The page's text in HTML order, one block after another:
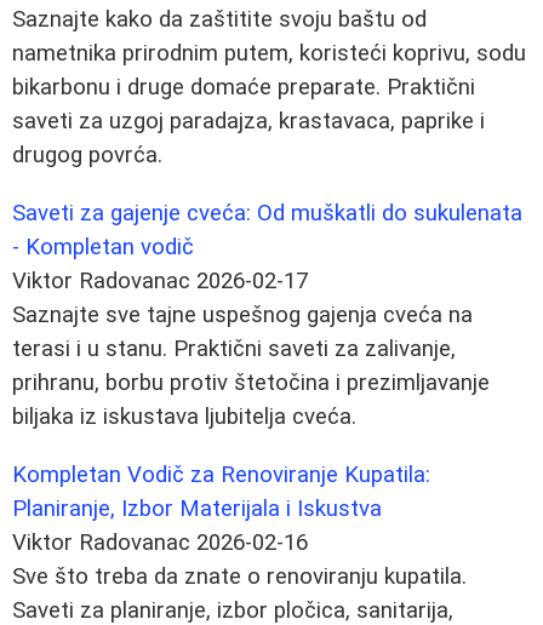
Saznajte kako da zaštitite svoju baštu od
nametnika prirodnim putem, koristeći koprivu, sodu
bikarbonu i druge domaće preparate. Praktični
saveti za uzgoj paradajza, krastavaca, paprike i
drugog povrća.
Saveti za gajenje cveća: Od muškatli do sukulenata
- Kompletan vodič
Viktor Radovanac 2026-02-17
Saznajte sve tajne uspešnog gajenja cveća na
terasi i u stanu. Praktični saveti za zalivanje,
prihranu, borbu protiv štetočina i prezimljavanje
biljaka iz iskustava ljubitelja cveća.
Kompletan Vodič za Renoviranje Kupatila:
Planiranje, Izbor Materijala i Iskustva
Viktor Radovanac 2026-02-16
Sve što treba da znate o renoviranju kupatila.
Saveti za planiranje, izbor pločica, sanitarija,